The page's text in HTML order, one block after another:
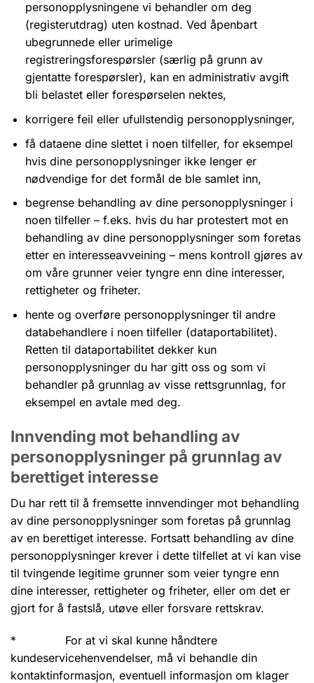
personopplysningene vi behandler om deg
(registerutdrag) uten kostnad. Ved åpenbart
ubegrunnede eller urimelige
registreringsforespørsler (særlig på grunn av
gjentatte forespørsler), kan en administrativ avgift
bli belastet eller forespørselen nektes,
korrigere feil eller ufullstendig personopplysninger,
få dataene dine slettet i noen tilfeller, for eksempel
hvis dine personopplysninger ikke lenger er
nødvendige for det formål de ble samlet inn,
begrense behandling av dine personopplysninger i
noen tilfeller – f.eks. hvis du har protestert mot en
behandling av dine personopplysninger som foretas
etter en interesseavveining – mens kontroll gjøres av
om våre grunner veier tyngre enn dine interesser,
rettigheter og friheter.
hente og overføre personopplysninger til andre
databehandlere i noen tilfeller (dataportabilitet).
Retten til dataportabilitet dekker kun
personopplysninger du har gitt oss og som vi
behandler på grunnlag av visse rettsgrunnlag, for
eksempel en avtale med deg.
Innvending mot behandling av
personopplysninger på grunnlag av
berettiget interesse
Du har rett til å fremsette innvendinger mot behandling
av dine personopplysninger som foretas på grunnlag
av en berettiget interesse. Fortsatt behandling av dine
personopplysninger krever i dette tilfellet at vi kan vise
til tvingende legitime grunner som veier tyngre enn
dine interesser, rettigheter og friheter, eller om det er
gjort for å fastslå, utøve eller forsvare rettskrav.
* For at vi skal kunne håndtere
kundeservicehenvendelser, må vi behandle din
kontaktinformasjon, eventuell informasjon om klager